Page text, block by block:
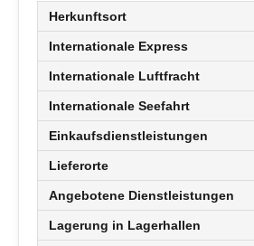
Herkunftsort
Internationale Express
Internationale Luftfracht
Internationale Seefahrt
Einkaufsdienstleistungen
Lieferorte
Angebotene Dienstleistungen
Lagerung in Lagerhallen